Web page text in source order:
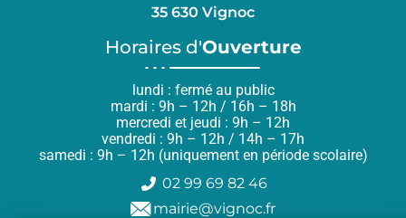
35 630 Vignoc
Horaires d'Ouverture
lundi : fermé au public
mardi : 9h – 12h / 16h – 18h
mercredi et jeudi : 9h – 12h
vendredi : 9h – 12h / 14h – 17h
samedi : 9h – 12h (uniquement en période scolaire)
02 99 69 82 46
mairie@vignoc.fr